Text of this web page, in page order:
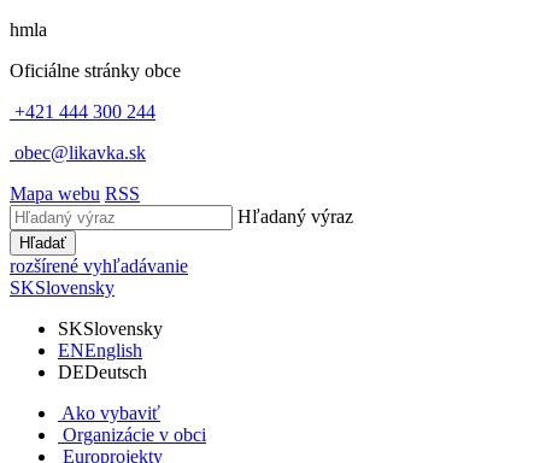
hmla
Oficiálne stránky obce
+421 444 300 244
obec@likavka.sk
Mapa webu RSS
Hľadaný výraz
Hľadať
rozšírené vyhľadávanie
SKSlovensky
SKSlovensky
ENEnglish
DEDeutsch
Ako vybaviť
Organizácie v obci
Europrojekty